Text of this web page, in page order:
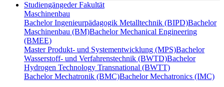
Studiengängeder Fakultät
Maschinenbau
Bachelor Ingenieurpädagogik Metalltechnik (BIPD)Bachelor
Maschinenbau (BM)Bachelor Mechanical Engineering
(BMEE)
Master Produkt- und Systementwicklung (MPS)Bachelor
Wasserstoff- und Verfahrenstechnik (BWTD)Bachelor
Hydrogen Technology Transnational (BWTT)
Bachelor Mechatronik (BMC)Bachelor Mechatronics (IMC)